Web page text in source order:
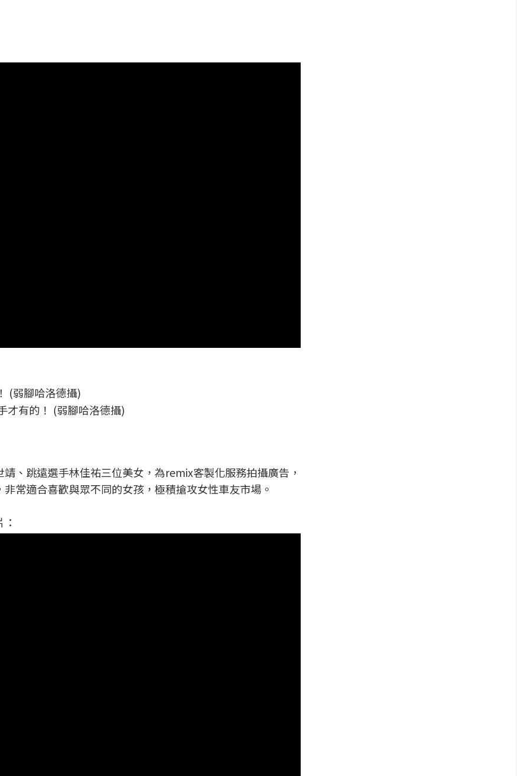
才有的！ (弱腳哈洛德攝)
、跳遠選手林佳祐三位美女，為remix客製化服務拍攝廣告，
常適合喜歡與眾不同的女孩，極積搶攻女性車友市場。